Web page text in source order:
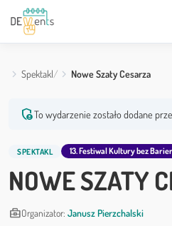
Spektakl Nowe Szaty Cesarza
admin_panel_settingsTo wydarzenie zostało dodane
SPEKTAKL 13. Festiwal Kultury bez Barier
NOWE SZATY
business_centerOrganizator: Janusz Pierzchalski